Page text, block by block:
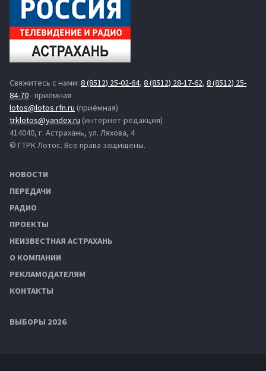
Свяжитесь с нами: 8 (8512) 25-02-64, 8 (8512) 28-17-62, 8 (8512) 25-
84-70- приёмная
lotos@lotos.rfn.ru (приёмная)
trklotos@yandex.ru (интернет-редакция)
414040, г. Астрахань, ул. Ляхова, 4
© ГТРК Лотос. Все права защищены.
НОВОСТИ
ПЕРЕДАЧИ
РАДИО
ПРОЕКТЫ
НЕИЗВЕСТНАЯ АСТРАХАНЬ
О КОМПАНИИ
РЕКЛАМОДАТЕЛЯМ
КОНТАКТЫ
ВЫБОРЫ 2026